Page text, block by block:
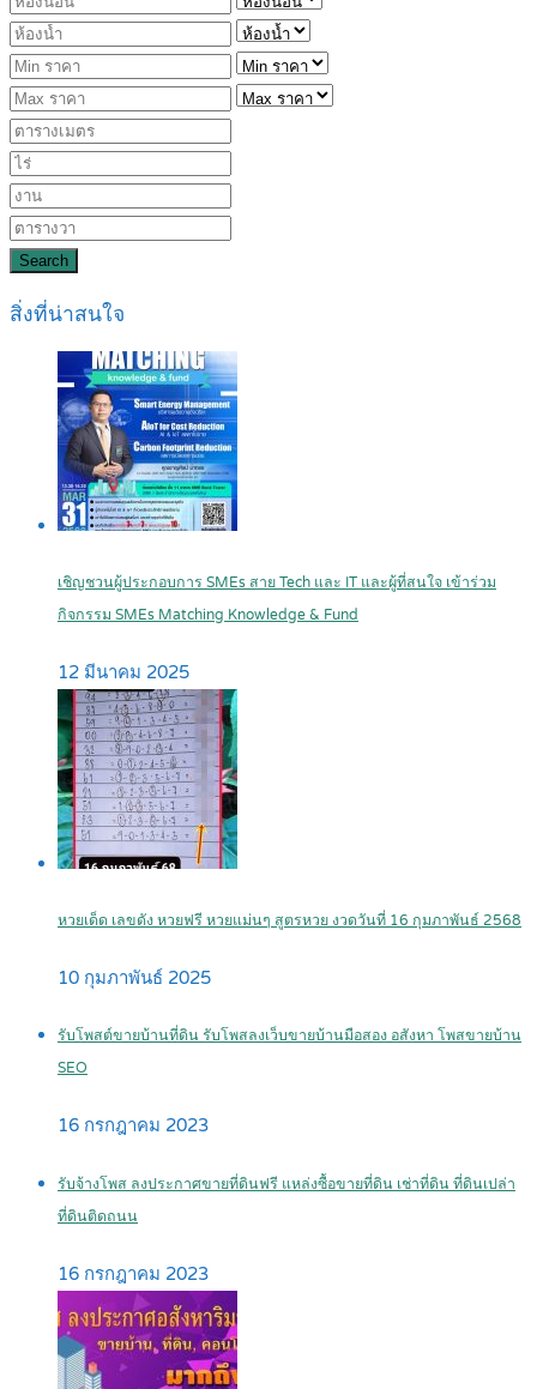
Search
สิ่งที่น่าสนใจ
เชิญชวนผู้ประกอบการ SMEs สาย Tech และ IT และผู้ที่สนใจ เข้าร่วม
กิจกรรม SMEs Matching Knowledge & Fund
12 มีนาคม 2025
หวยเด็ด เลขดัง หวยฟรี หวยแม่นๆ สูตรหวย งวดวันที่ 16 กุมภาพันธ์ 2568
10 กุมภาพันธ์ 2025
รับโพสต์ขายบ้านที่ดิน รับโพสลงเว็บขายบ้านมือสอง อสังหา โพสขายบ้าน
SEO
16 กรกฎาคม 2023
รับจ้างโพส ลงประกาศขายที่ดินฟรี แหล่งซื้อขายที่ดิน เช่าที่ดิน ที่ดินเปล่า
ที่ดินติดถนน
16 กรกฎาคม 2023